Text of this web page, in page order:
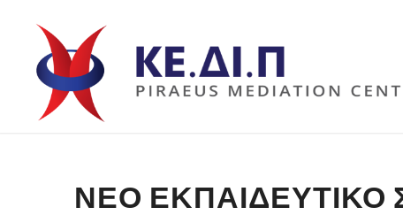
ΝΈΟ ΕΚΠΑΙΔΕΥΤΙΚΌ